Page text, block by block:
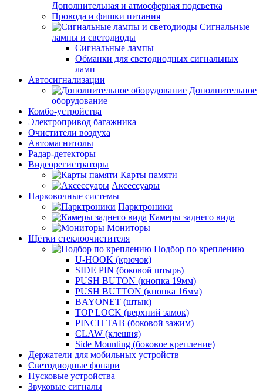
Дополнительная и атмосферная подсветка
Провода и фишки питания
Cигнальные
лампы и светодиоды
Сигнальные лампы
Обманки для светодиодных сигнальных
ламп
Автосигнализации
Дополнительное
оборудование
Комбо-устройства
Электропривод багажника
Очистители воздуха
Автомагнитолы
Радар-детекторы
Видеорегистраторы
Карты памяти
Аксессуары
Парковочные системы
Парктроники
Камеры заднего вида
Мониторы
Щётки стеклоочистителя
Подбор по креплению
U-HOOK (крючок)
SIDE PIN (боковой штырь)
PUSH BUTON (кнопка 19мм)
PUSH BUTTON (кнопка 16мм)
BAYONET (штык)
TOP LOCK (верхний замок)
PINCH TAB (боковой зажим)
CLAW (клешня)
Side Mounting (боковое крепление)
Держатели для мобильных устройств
Светодиодные фонари
Пусковые устройства
Звуковые сигналы